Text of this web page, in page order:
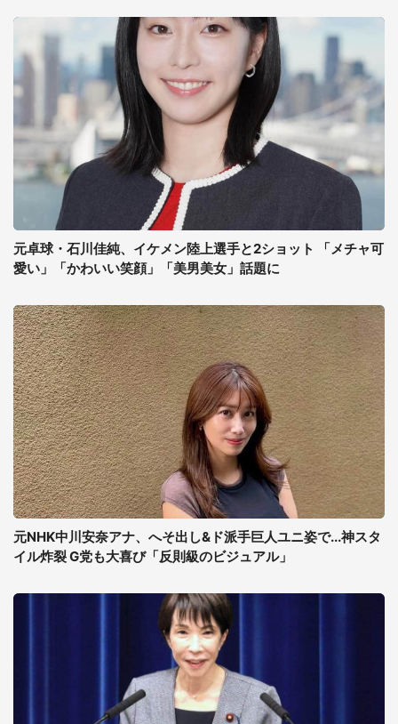
元卓球・石川佳純、イケメン陸上選手と2ショット 「メチャ可
愛い」「かわいい笑顔」「美男美女」話題に
元NHK中川安奈アナ、へそ出し&ド派手巨人ユニ姿で...神スタ
イル炸裂 G党も大喜び「反則級のビジュアル」